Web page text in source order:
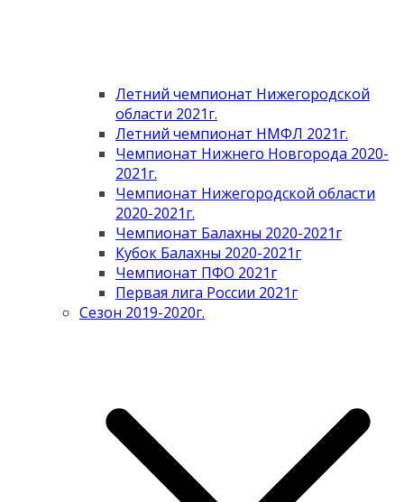
Летний чемпионат Нижегородской
области 2021г.
Летний чемпионат НМФЛ 2021г.
Чемпионат Нижнего Новгорода 2020-
2021г.
Чемпионат Нижегородской области
2020-2021г.
Чемпионат Балахны 2020-2021г
Кубок Балахны 2020-2021г
Чемпионат ПФО 2021г
Первая лига России 2021г
Сезон 2019-2020г.